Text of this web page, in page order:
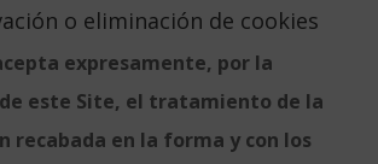
o eliminación de cookies
expresamente, por la
este Site, el tratamiento de la
recabada en la forma y con los